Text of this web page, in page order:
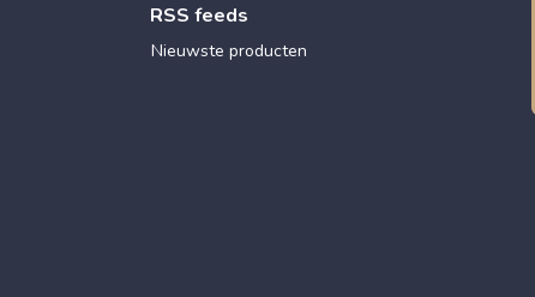
RSS feeds
Nieuwste producten